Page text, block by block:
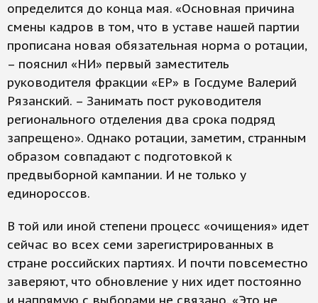
определится до конца мая. «Основная причина
смены кадров в том, что в уставе нашей партии
прописана новая обязательная норма о ротации,
– пояснил «НИ» первый заместитель
руководителя фракции «ЕР» в Госдуме Валерий
Рязанский. – Занимать пост руководителя
регионального отделения два срока подряд
запрещено». Однако ротации, заметим, странным
образом совпадают с подготовкой к
предвыборной кампании. И не только у
единороссов.
В той или иной степени процесс «очищения» идет
сейчас во всех семи зарегистрированных в
стране российских партиях. И почти повсеместно
заверяют, что обновление у них идет постоянно